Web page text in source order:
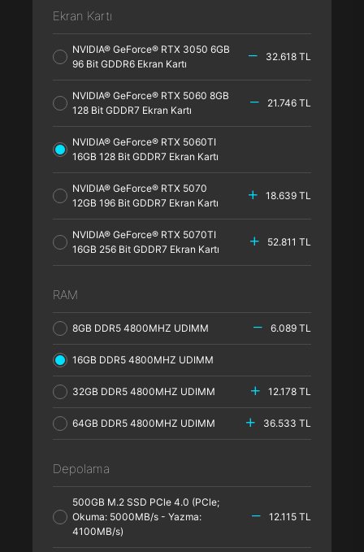
Ekran Kartı
NVIDIA® GeForce® RTX 3050 6GB
96 Bit GDDR6 Ekran Kartı
32.618 TL
NVIDIA® GeForce® RTX 5060 8GB
128 Bit GDDR7 Ekran Kartı
21.746 TL
NVIDIA® GeForce® RTX 5060TI
16GB 128 Bit GDDR7 Ekran Kartı
NVIDIA® GeForce® RTX 5070
12GB 196 Bit GDDR7 Ekran Kartı
18.639 TL
NVIDIA® GeForce® RTX 5070TI
16GB 256 Bit GDDR7 Ekran Kartı
52.811 TL
RAM
8GB DDR5 4800MHZ UDIMM 6.089 TL
16GB DDR5 4800MHZ UDIMM
32GB DDR5 4800MHZ UDIMM 12.178 TL
64GB DDR5 4800MHZ UDIMM 36.533 TL
Depolama
500GB M.2 SSD PCle 4.0 (PCle;
Okuma: 5000MB/s - Yazma:
4100MB/s)
12.115 TL